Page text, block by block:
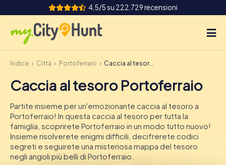
4,5/5 su 222.729 recensioni
Come funziona
Città
Tour
Team Building
Biglietti
Indice Città Portoferraio Caccia al tesoro Portoferraio
Caccia al tesoro Portoferraio
Partite insieme per un'emozionante caccia al tesoro a
Portoferraio! In questa caccia al tesoro per tutta la
famiglia, scoprirete Portoferraio in un modo tutto nuovo!
Insieme risolverete enigmi difficili, decifrerete codici
segreti e seguirete una misteriosa mappa del tesoro
negli angoli più belli di Portoferraio.